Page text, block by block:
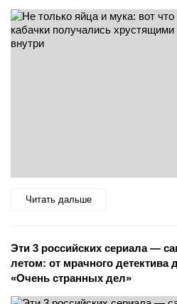
Читать дальше
Эти 3 российских сериала —
летом: от мрачного детектива
«Очень странных дел»